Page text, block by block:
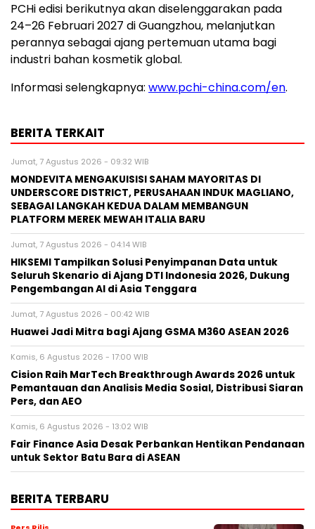
PCHi edisi berikutnya akan diselenggarakan pada
24–26 Februari 2027 di Guangzhou, melanjutkan
perannya sebagai ajang pertemuan utama bagi
industri bahan kosmetik global.
Informasi selengkapnya: www.pchi-china.com/en.
BERITA TERKAIT
Jumat, 7 Agustus 2026 - 09:32 WIB
MONDEVITA MENGAKUISISI SAHAM MAYORITAS DI
UNDERSCORE DISTRICT, PERUSAHAAN INDUK MAGLIANO,
SEBAGAI LANGKAH KEDUA DALAM MEMBANGUN
PLATFORM MEREK MEWAH ITALIA BARU
Jumat, 7 Agustus 2026 - 04:14 WIB
HIKSEMI Tampilkan Solusi Penyimpanan Data untuk
Seluruh Skenario di Ajang DTI Indonesia 2026, Dukung
Pengembangan AI di Asia Tenggara
Jumat, 7 Agustus 2026 - 00:42 WIB
Huawei Jadi Mitra bagi Ajang GSMA M360 ASEAN 2026
Kamis, 6 Agustus 2026 - 17:00 WIB
Cision Raih MarTech Breakthrough Awards 2026 untuk
Pemantauan dan Analisis Media Sosial, Distribusi Siaran
Pers, dan AEO
Kamis, 6 Agustus 2026 - 13:02 WIB
Fair Finance Asia Desak Perbankan Hentikan Pendanaan
untuk Sektor Batu Bara di ASEAN
BERITA TERBARU